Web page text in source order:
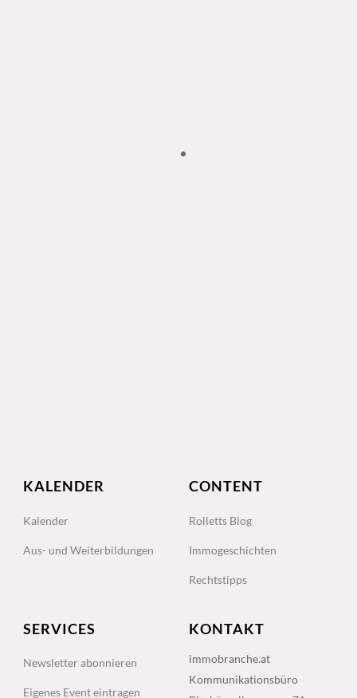
KALENDER
Kalender
Aus- und Weiterbildungen
CONTENT
Rolletts Blog
Immogeschichten
Rechtstipps
SERVICES
Newsletter abonnieren
Eigenes Event eintragen
KONTAKT
immobranche.at
Kommunikationsbüro